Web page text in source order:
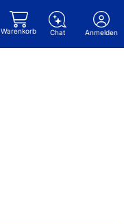
Warenkorb Chat Anmelden